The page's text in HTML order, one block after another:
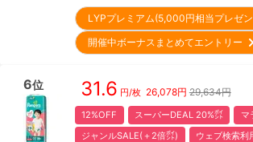
LYPプレミアム(5,000円相当プレゼ
開催中ボーナスまとめてエントリー
6位 31.6 円/枚 26,078円 29,634円
12%OFF スーパーDEAL 20%㌽
マ
ジャンルSALE(＋2倍㌽)
ウェブ検索利